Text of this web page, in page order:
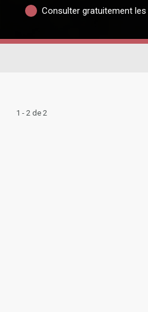
Consulter gratuitement
1 - 2 de 2